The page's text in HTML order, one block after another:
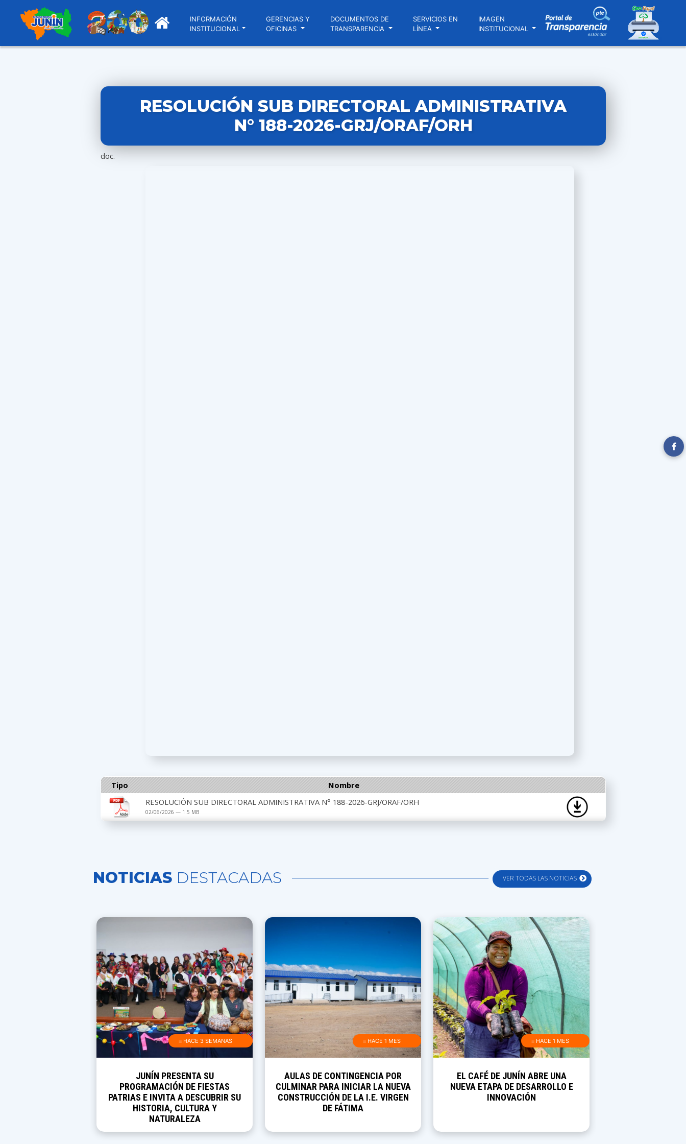
INFORMACIÓN
INSTITUCIONAL
GERENCIAS Y
OFICINAS
DOCUMENTOS DE
TRANSPARENCIA
SERVICIOS EN
LÍNEA
IMAGEN
INSTITUCIONAL
RESOLUCIÓN SUB DIRECTORAL ADMINISTRATIVA
N° 188-2026-GRJ/ORAF/ORH
doc.
Tipo
Nombre
RESOLUCIÓN SUB DIRECTORAL ADMINISTRATIVA N° 188-2026-GRJ/ORAF/ORH
02/06/2026 — 1.5 MB
VER TODAS LAS NOTICIAS
NOTICIAS DESTACADAS
≡ HACE 3 SEMANAS
JUNÍN PRESENTA SU
PROGRAMACIÓN DE FIESTAS
PATRIAS E INVITA A DESCUBRIR SU
HISTORIA, CULTURA Y
NATURALEZA
≡ HACE 1 MES
AULAS DE CONTINGENCIA POR
CULMINAR PARA INICIAR LA NUEVA
CONSTRUCCIÓN DE LA I.E. VIRGEN
DE FÁTIMA
≡ HACE 1 MES
EL CAFÉ DE JUNÍN ABRE UNA
NUEVA ETAPA DE DESARROLLO E
INNOVACIÓN